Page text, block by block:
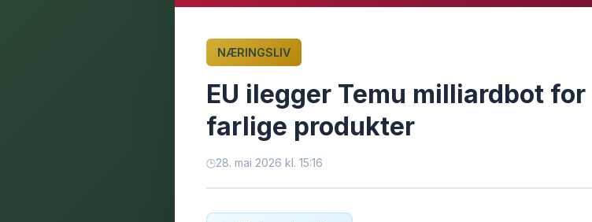
NÆRINGSLIV
EU ilegger Temu milliardbot
farlige produkter
28. mai 2026 kl. 15:16